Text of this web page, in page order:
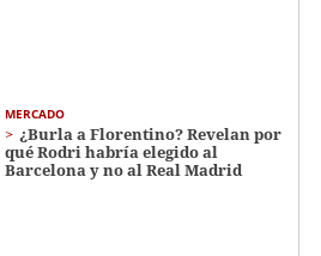
MERCADO
¿Burla a Florentino? Revelan por
qué Rodri habría elegido al
Barcelona y no al Real Madrid